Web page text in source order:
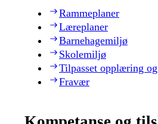
Rammeplaner
Læreplaner
Barnehagemiljø
Skolemiljø
Tilpasset opplæring
Fravær